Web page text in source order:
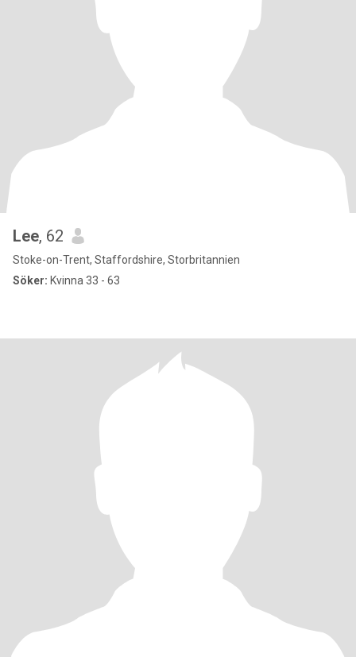
Lee, 62
Stoke-on-Trent, Staffordshire, Storbritannien
Söker: Kvinna 33 - 63